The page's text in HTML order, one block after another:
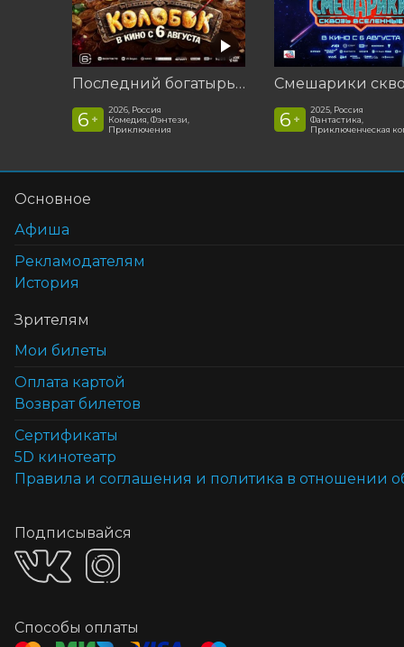
Последний богатырь. Колобок
6 +
2026, Россия
Комедия, Фэнтези,
Приключения
6 +
2025, Россия
Фантастика,
Приключенческая
Основное
Афиша
Рекламодателям
История
Зрителям
Мои билеты
Оплата картой
Возврат билетов
Cертификаты
5D кинотеатр
Правила и соглашения и политика в отношении
Подписывайся
Способы оплаты